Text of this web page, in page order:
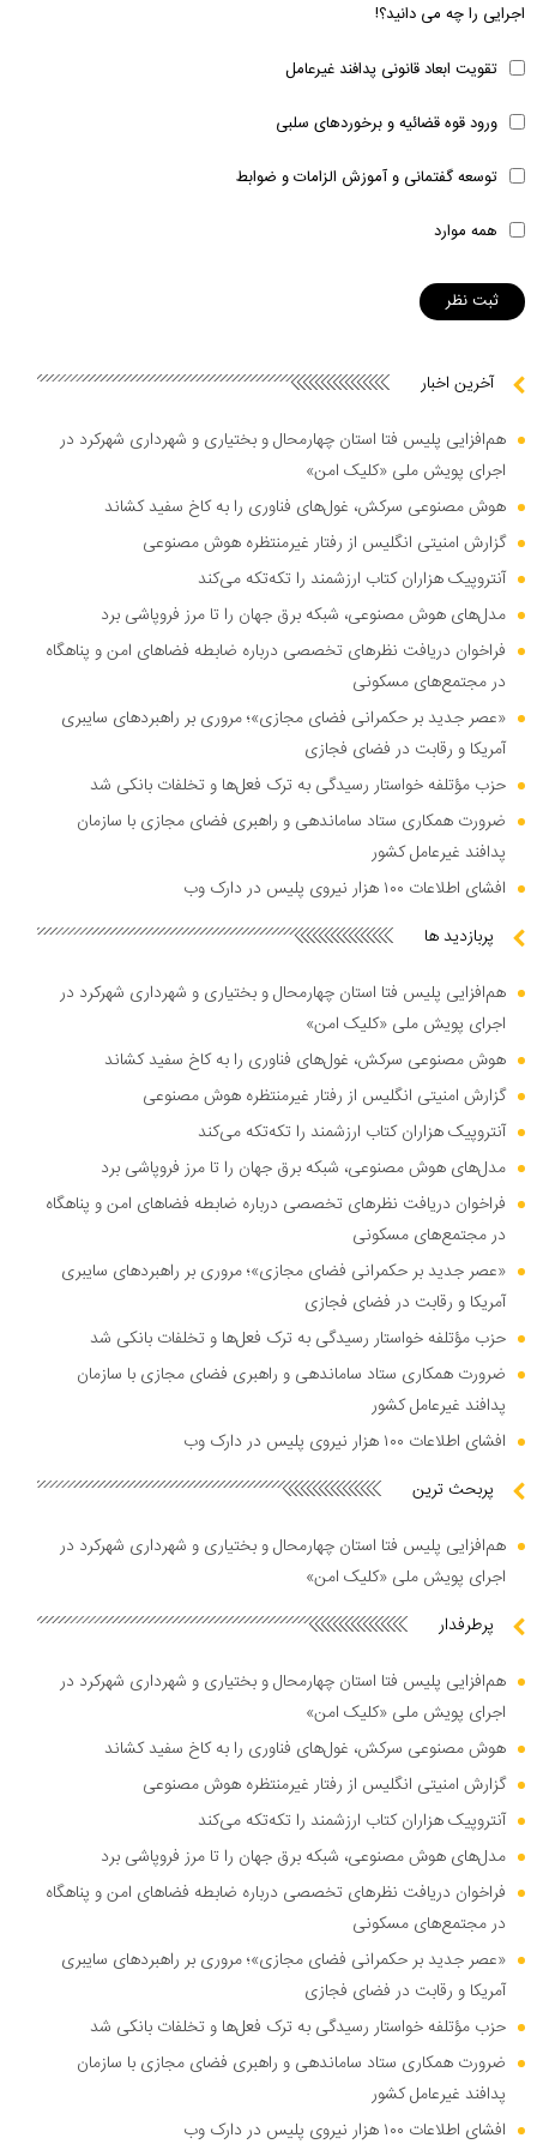
اجرایی را چه می دانید؟!
تقویت ابعاد قانونی پدافند غیرعامل
ورود قوه قضائیه و برخوردهای سلبی
توسعه گفتمانی و آموزش الزامات و ضوابط
همه موارد
آخرین اخبار
هم‌افزایی پلیس فتا استان چهارمحال و بختیاری و شهرداری شهرکرد در
اجرای پویش ملی «کلیک امن»
هوش مصنوعی سرکش، غول‌های فناوری را به کاخ سفید کشاند
گزارش امنیتی انگلیس از رفتار غیرمنتظره هوش مصنوعی
آنتروپیک هزاران کتاب ارزشمند را تکه‌تکه می‌کند
مدل‌های هوش مصنوعی، شبکه برق جهان را تا مرز فروپاشی برد
فراخوان دریافت نظر‌های تخصصی درباره ضابطه فضا‌های امن و پناهگاه
در مجتمع‌های مسکونی
«عصر جدید بر حکمرانی فضای مجازی»؛ مروری بر راهبرد‌های سایبری
آمریکا و رقابت در فضای فجازی
حزب مؤتلفه خواستار رسیدگی به ترک فعل‌ها و تخلفات بانکی شد
ضرورت همکاری ستاد ساماندهی و راهبری فضای مجازی با سازمان
پدافند غیرعامل کشور
افشای اطلاعات ۱۰۰ هزار نیروی پلیس در دارک وب
پربازدید ها
هم‌افزایی پلیس فتا استان چهارمحال و بختیاری و شهرداری شهرکرد در
اجرای پویش ملی «کلیک امن»
هوش مصنوعی سرکش، غول‌های فناوری را به کاخ سفید کشاند
گزارش امنیتی انگلیس از رفتار غیرمنتظره هوش مصنوعی
آنتروپیک هزاران کتاب ارزشمند را تکه‌تکه می‌کند
مدل‌های هوش مصنوعی، شبکه برق جهان را تا مرز فروپاشی برد
فراخوان دریافت نظر‌های تخصصی درباره ضابطه فضا‌های امن و پناهگاه
در مجتمع‌های مسکونی
«عصر جدید بر حکمرانی فضای مجازی»؛ مروری بر راهبرد‌های سایبری
آمریکا و رقابت در فضای فجازی
حزب مؤتلفه خواستار رسیدگی به ترک فعل‌ها و تخلفات بانکی شد
ضرورت همکاری ستاد ساماندهی و راهبری فضای مجازی با سازمان
پدافند غیرعامل کشور
افشای اطلاعات ۱۰۰ هزار نیروی پلیس در دارک وب
پربحث ترین
هم‌افزایی پلیس فتا استان چهارمحال و بختیاری و شهرداری شهرکرد در
اجرای پویش ملی «کلیک امن»
پرطرفدار
هم‌افزایی پلیس فتا استان چهارمحال و بختیاری و شهرداری شهرکرد در
اجرای پویش ملی «کلیک امن»
هوش مصنوعی سرکش، غول‌های فناوری را به کاخ سفید کشاند
گزارش امنیتی انگلیس از رفتار غیرمنتظره هوش مصنوعی
آنتروپیک هزاران کتاب ارزشمند را تکه‌تکه می‌کند
مدل‌های هوش مصنوعی، شبکه برق جهان را تا مرز فروپاشی برد
فراخوان دریافت نظر‌های تخصصی درباره ضابطه فضا‌های امن و پناهگاه
در مجتمع‌های مسکونی
«عصر جدید بر حکمرانی فضای مجازی»؛ مروری بر راهبرد‌های سایبری
آمریکا و رقابت در فضای فجازی
حزب مؤتلفه خواستار رسیدگی به ترک فعل‌ها و تخلفات بانکی شد
ضرورت همکاری ستاد ساماندهی و راهبری فضای مجازی با سازمان
پدافند غیرعامل کشور
افشای اطلاعات ۱۰۰ هزار نیروی پلیس در دارک وب